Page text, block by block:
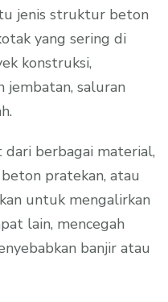
jenis struktur beton
yang sering di
konstruksi,
saluran
berbagai material,
pratekan, atau
untuk mengalirkan
lain, mencegah
banjir atau